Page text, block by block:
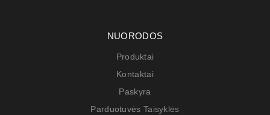
NUORODOS
Produktai
Kontaktai
Paskyra
Parduotuvės Taisyklės